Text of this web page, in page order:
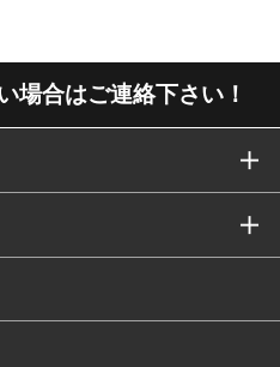
場合はご連絡下さい！